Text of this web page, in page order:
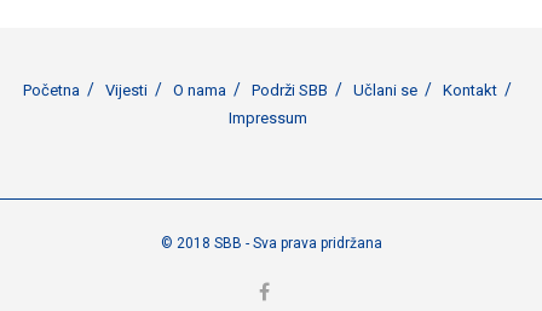
Početna Vijesti O nama Podrži SBB Učlani se
Kontakt
Impressum
© 2018 SBB - Sva prava pridržana